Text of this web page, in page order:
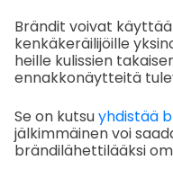
Brändit voivat
kenkäkeräilijöille
heille kulissien
ennakkonäytteitä
Se on kutsuyhdistää
jälkimmäinen voi
brändilähettilääksi